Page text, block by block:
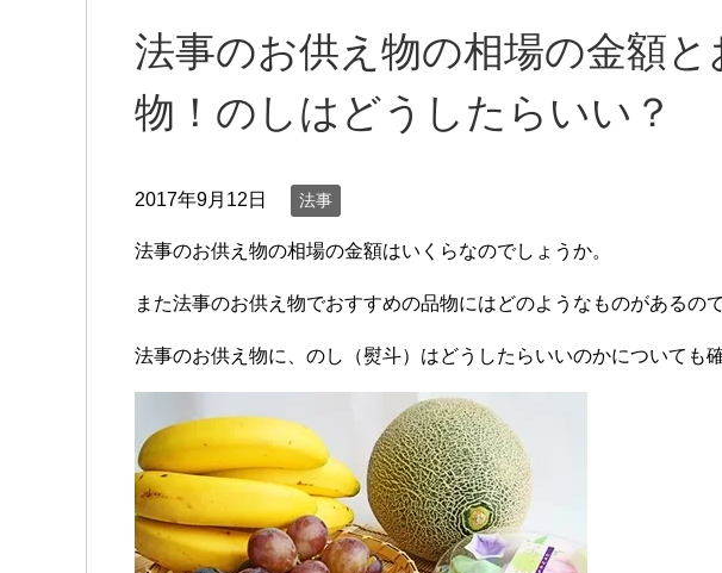
法事のお供え物の相場の金額
物！のしはどうしたらいい？
2017年9月12日 法事
法事のお供え物の相場の金額はいくらなのでしょうか。
また法事のお供え物でおすすめの品物にはどのようなものがあるの
法事のお供え物に、のし（熨斗）はどうしたらいいのかについても